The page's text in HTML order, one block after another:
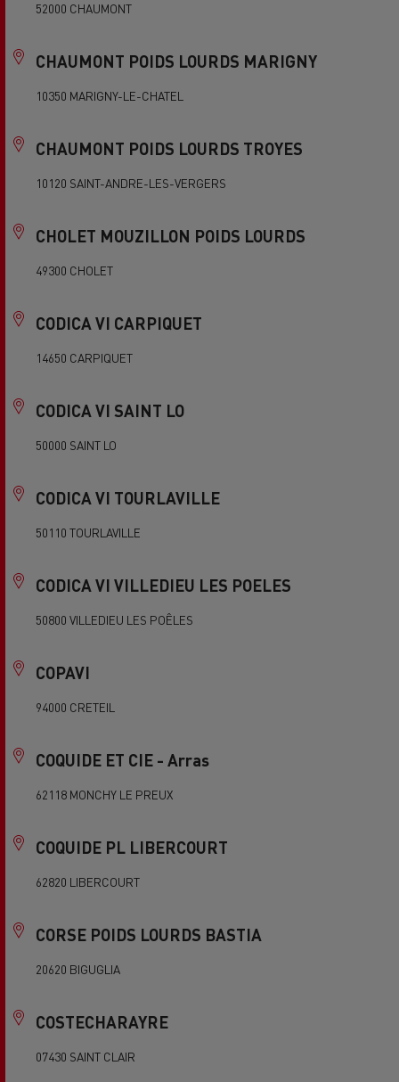
52000 CHAUMONT
CHAUMONT POIDS LOURDS MARIGNY
10350 MARIGNY-LE-CHATEL
CHAUMONT POIDS LOURDS TROYES
10120 SAINT-ANDRE-LES-VERGERS
CHOLET MOUZILLON POIDS LOURDS
49300 CHOLET
CODICA VI CARPIQUET
14650 CARPIQUET
CODICA VI SAINT LO
50000 SAINT LO
CODICA VI TOURLAVILLE
50110 TOURLAVILLE
CODICA VI VILLEDIEU LES POELES
50800 VILLEDIEU LES POÊLES
COPAVI
94000 CRETEIL
COQUIDE ET CIE - Arras
62118 MONCHY LE PREUX
COQUIDE PL LIBERCOURT
62820 LIBERCOURT
CORSE POIDS LOURDS BASTIA
20620 BIGUGLIA
COSTECHARAYRE
07430 SAINT CLAIR